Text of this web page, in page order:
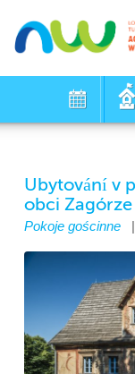
Ubytování v
obci Zagórze
Pokoje gościnne |